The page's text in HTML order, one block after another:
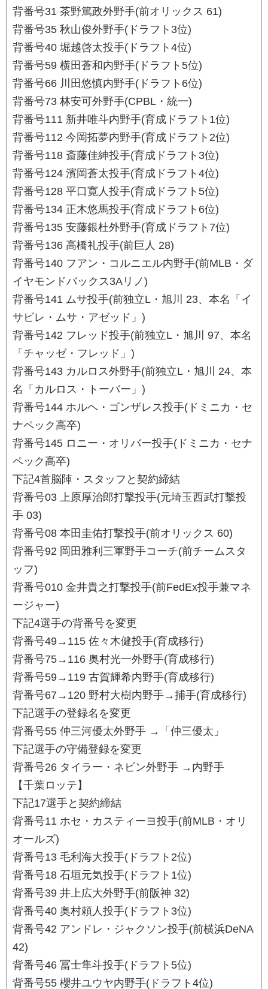
背番号31 茶野篤政外野手(前オリックス 61)
背番号35 秋山俊外野手(ドラフト3位)
背番号40 堀越啓太投手(ドラフト4位)
背番号59 横田蒼和内野手(ドラフト5位)
背番号66 川田悠慎内野手(ドラフト6位)
背番号73 林安可外野手(CPBL・統一)
背番号111 新井唯斗内野手(育成ドラフト1位)
背番号112 今岡拓夢内野手(育成ドラフト2位)
背番号118 斎藤佳紳投手(育成ドラフト3位)
背番号124 濱岡蒼太投手(育成ドラフト4位)
背番号128 平口寛人投手(育成ドラフト5位)
背番号134 正木悠馬投手(育成ドラフト6位)
背番号135 安藤銀杜外野手(育成ドラフト7位)
背番号136 高橋礼投手(前巨人 28)
背番号140 フアン・コルニエル内野手(前MLB・ダ
イヤモンドバックス3Aリノ)
背番号141 ムサ投手(前独立L・旭川 23、本名「イ
サビレ・ムサ・アゼッド」)
背番号142 フレッド投手(前独立L・旭川 97、本名
「チャッゼ・フレッド」)
背番号143 カルロス外野手(前独立L・旭川 24、本
名「カルロス・トーバー」)
背番号144 ホルヘ・ゴンザレス投手(ドミニカ・セ
ナペック高卒)
背番号145 ロニー・オリバー投手(ドミニカ・セナ
ペック高卒)
下記4首脳陣・スタッフと契約締結
背番号03 上原厚治郎打撃投手(元埼玉西武打撃投
手 03)
背番号08 本田圭佑打撃投手(前オリックス 60)
背番号92 岡田雅利三軍野手コーチ(前チームスタ
ッフ)
背番号010 金井貴之打撃投手(前FedEx投手兼マネ
ージャー)
下記4選手の背番号を変更
背番号49→115 佐々木健投手(育成移行)
背番号75→116 奥村光一外野手(育成移行)
背番号59→119 古賀輝希内野手(育成移行)
背番号67→120 野村大樹内野手→捕手(育成移行)
下記選手の登録名を変更
背番号55 仲三河優太外野手 →「仲三優太」
下記選手の守備登録を変更
背番号26 タイラー・ネビン外野手 →内野手
【千葉ロッテ】
下記17選手と契約締結
背番号11 ホセ・カスティーヨ投手(前MLB・オリ
オールズ)
背番号13 毛利海大投手(ドラフト2位)
背番号18 石垣元気投手(ドラフト1位)
背番号39 井上広大外野手(前阪神 32)
背番号40 奥村頼人投手(ドラフト3位)
背番号42 アンドレ・ジャクソン投手(前横浜DeNA
42)
背番号46 冨士隼斗投手(ドラフト5位)
背番号55 櫻井ユウヤ内野手(ドラフト4位)